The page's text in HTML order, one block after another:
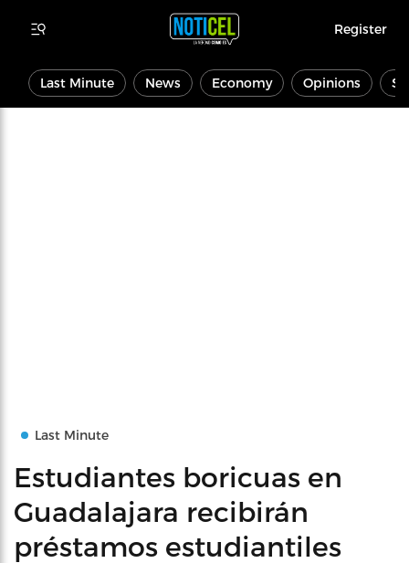
Register
Last Minute News Economy Opinions
Last Minute
Estudiantes boricuas en
Guadalajara recibirán
préstamos estudiantiles